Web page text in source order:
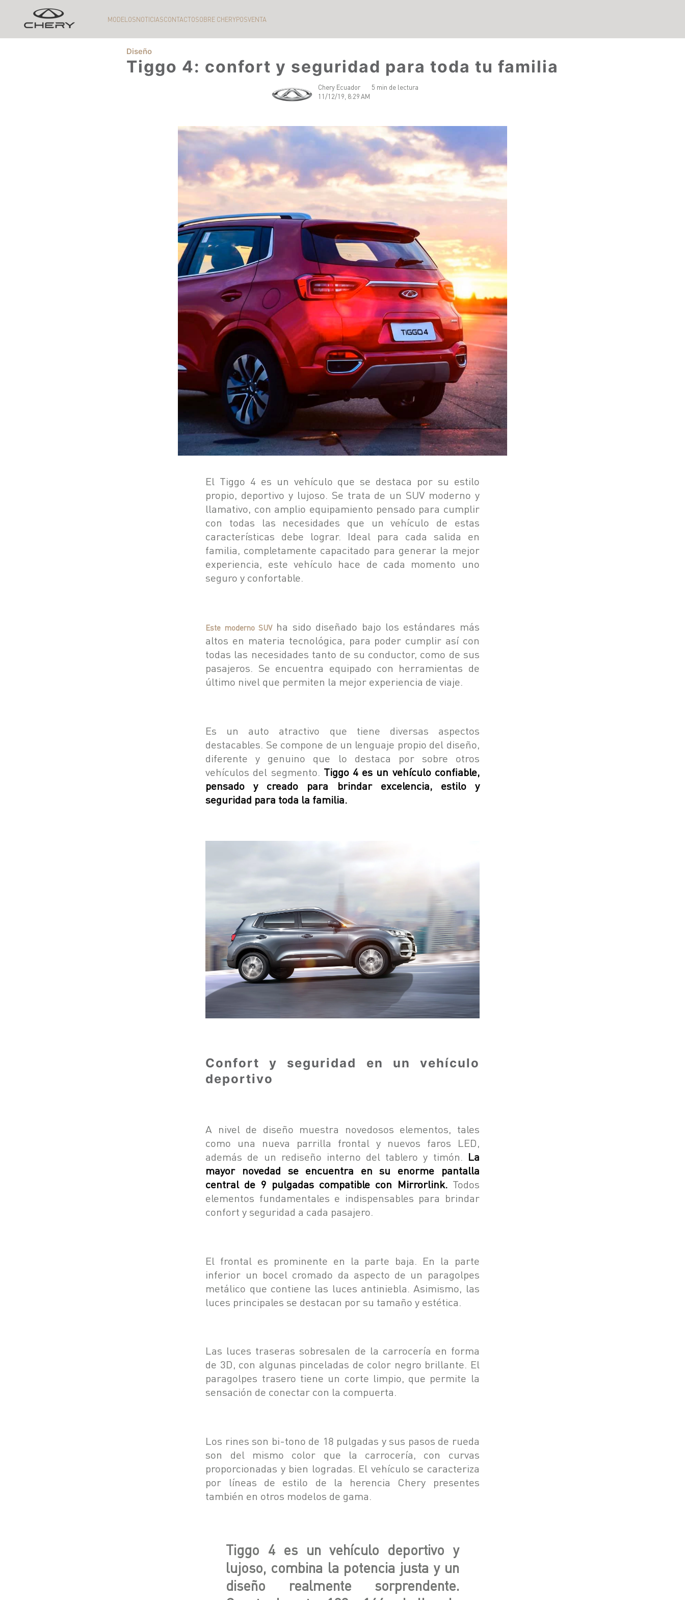
MODELOSNOTICIASCONTACTOSOBRE CHERYPOSVENTA
Diseño
Tiggo 4: confort y seguridad para toda tu familia
Chery Ecuador
11/12/19, 8:29 AM
5 min de lectura
El Tiggo 4 es un vehículo que se destaca por su estilo
propio, deportivo y lujoso. Se trata de un SUV moderno y
llamativo, con amplio equipamiento pensado para cumplir
con todas las necesidades que un vehículo de estas
características debe lograr. Ideal para cada salida en
familia, completamente capacitado para generar la mejor
experiencia, este vehículo hace de cada momento uno
seguro y confortable.
Este moderno SUVha sido diseñado bajo los estándares más
altos en materia tecnológica, para poder cumplir así con
todas las necesidades tanto de su conductor, como de sus
pasajeros. Se encuentra equipado con herramientas de
último nivel que permiten la mejor experiencia de viaje.
Es un auto atractivo que tiene diversas aspectos
destacables. Se compone de un lenguaje propio del diseño,
diferente y genuino que lo destaca por sobre otros
vehículos del segmento. Tiggo 4 es un vehículo confiable,
pensado y creado para brindar excelencia, estilo y
seguridad para toda la familia.
Confort y seguridad en un vehículo
deportivo
A nivel de diseño muestra novedosos elementos, tales
como una nueva parrilla frontal y nuevos faros LED,
además de un rediseño interno del tablero y timón. La
mayor novedad se encuentra en su enorme pantalla
central de 9 pulgadas compatible con Mirrorlink.Todos
elementos fundamentales e indispensables para brindar
confort y seguridad a cada pasajero.
El frontal es prominente en la parte baja. En la parte
inferior un bocel cromado da aspecto de un paragolpes
metálico que contiene las luces antiniebla. Asimismo, las
luces principales se destacan por su tamaño y estética.
Las luces traseras sobresalen de la carrocería en forma
de 3D, con algunas pinceladas de color negro brillante. El
paragolpes trasero tiene un corte limpio, que permite la
sensación de conectar con la compuerta.
Los rines son bi-tono de 18 pulgadas y sus pasos de rueda
son del mismo color que la carrocería, con curvas
proporcionadas y bien logradas. El vehículo se caracteriza
por líneas de estilo de la herencia Chery presentes
también en otros modelos de gama.
Tiggo 4 es un vehículo deportivo y
lujoso, combina la potencia justa y un
diseño realmente sorprendente.